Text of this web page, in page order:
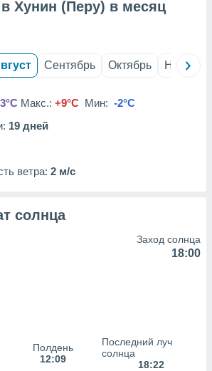
в Хунин (Перу) в месяц
Сентябрь Октябрь Ноябрь
Макс.: +9°C Мин: -2°C
19 дней
ветра: 2 м/с
солнца
Заход солнца
18:00
Полдень
12:09
Последний луч
солнца
18:22